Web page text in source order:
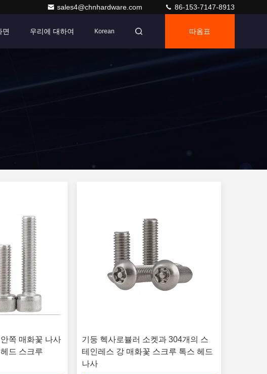
sales4@chnhardware.com 86-153-7147-8913
면 우리에 대하여 Korean 따옴표
쪽 매화꽃 나사
드 스크루
기둥 헥사로뷸러 소켓과 304개의 스
테인레스 강 매화꽃 스크루 톡스 헤드
나사